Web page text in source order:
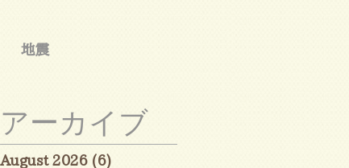
地震
アーカイブ
August 2026 (6)